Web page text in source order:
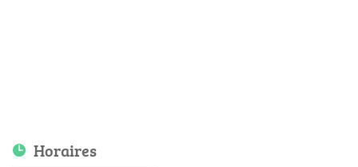
Horaires